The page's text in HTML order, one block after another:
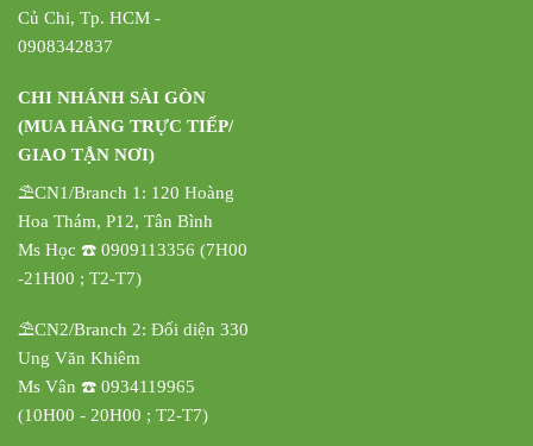
Củ Chi, Tp. HCM -
0908342837
CHI NHÁNH SÀI GÒN
(MUA HÀNG TRỰC TIẾP/
GIAO TẬN NƠI)
⛱️CN1/Branch 1: 120 Hoàng
Hoa Thám, P12, Tân Bình
Ms Học ☎️ 0909113356 (7H00
-21H00 ; T2-T7)
⛱️CN2/Branch 2: Đối diện 330
Ung Văn Khiêm
Ms Vân ☎️ 0934119965
(10H00 - 20H00 ; T2-T7)